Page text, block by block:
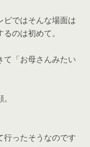
ビではそんな場面は
のは初めて。
て「お母さんみたい
行ったそうなのです